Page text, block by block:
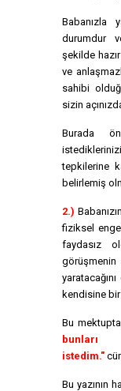
Babanızla
durumdur
şekilde
ve
sahibi
sizin
Burada
tepkilerine
belirlemiş
2.)
fiziksel
faydasız
görüşmenin
kendisine bir
Bu mektupta
istedim."
Bu yazının